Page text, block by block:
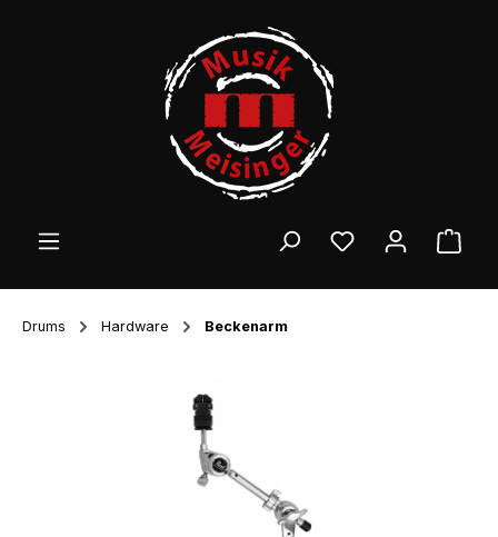
Drums Hardware Beckenarm
Bildergalerie überspringen